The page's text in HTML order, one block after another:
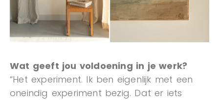
Wat geeft jou voldoening in je werk?
“Het experiment. Ik ben eigenlijk met een
oneindig experiment bezig. Dat er iets